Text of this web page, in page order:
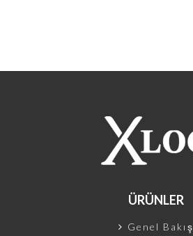
ÜRÜNLER
Genel Bakış